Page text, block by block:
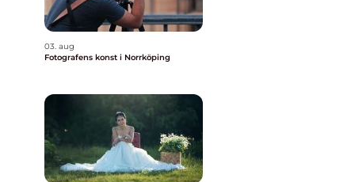
03. aug
Fotografens konst i Norrköping